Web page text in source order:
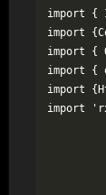
import {
import
import {
import {
import
import